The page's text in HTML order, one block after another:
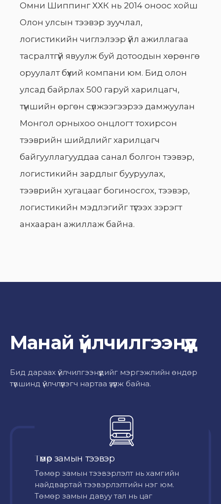
Омни Шиппинг ХХК нь 2014 оноос хойш
Олон улсын тээвэр зуучлал,
логистикийн чиглэлээр үйл ажиллагаа
тасралтгүй явуулж буй дотоодын хөрөнгө
оруулалт бүхий компани юм. Бид олон
улсад байрлах 500 гаруй харилцагч,
түншийн өргөн сүлжээгээрээ дамжуулан
Монгол орныхоо онцлогт тохирсон
тээврийн шийдлийг харилцагч
байгууллагууддаа санал болгон тээвэр,
логистикийн зардлыг бууруулах,
тээврийн хугацааг богиносгох, тээвэр,
логистикийн мэдлэгийг түгээх зэрэгт
анхааран ажиллаж байна.
Манай үйлчилгээнүүд
Бид дараах үйлчилгээнүүдийг мэргэжлийн өндөр
түвшинд үйлчлүүлэгч нартаа үзүүлж байна.
Төмөр замын тээвэр
Төмөр замын тээвэрлэлт нь хамгийн
найдвартай тээвэрлэлтийн нэг юм.
Төмөр замын давуу тал нь цаг